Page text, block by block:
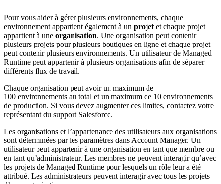
Pour vous aider à gérer plusieurs environnements, chaque
environnement appartient également à un projet et chaque projet
appartient à une organisation. Une organisation peut contenir
plusieurs projets pour plusieurs boutiques en ligne et chaque projet
peut contenir plusieurs environnements. Un utilisateur de Managed
Runtime peut appartenir à plusieurs organisations afin de séparer
différents flux de travail.
Chaque organisation peut avoir un maximum de
100 environnements au total et un maximum de 10 environnements
de production. Si vous devez augmenter ces limites, contactez votre
représentant du support Salesforce.
Les organisations et l’appartenance des utilisateurs aux organisations
sont déterminées par les paramètres dans Account Manager. Un
utilisateur peut appartenir à une organisation en tant que membre ou
en tant qu’administrateur. Les membres ne peuvent interagir qu’avec
les projets de Managed Runtime pour lesquels un rôle leur a été
attribué. Les administrateurs peuvent interagir avec tous les projets